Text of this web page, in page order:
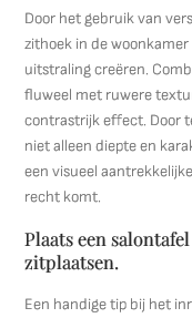
Door het gebruik van
zithoek in de
uitstraling creëren.
fluweel met ruwere
contrastrijk effect. Door
niet alleen diepte en
een visueel
recht komt.
Plaats een
zitplaatsen.
Een handige tip bij het